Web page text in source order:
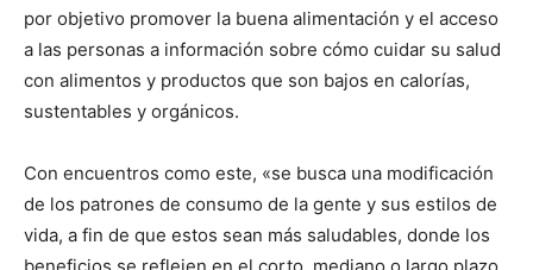
por objetivo promover la buena alimentación y el acceso
a las personas a información sobre cómo cuidar su salud
con alimentos y productos que son bajos en calorías,
sustentables y orgánicos.
Con encuentros como este, «se busca una modificación
de los patrones de consumo de la gente y sus estilos de
vida, a fin de que estos sean más saludables, donde los